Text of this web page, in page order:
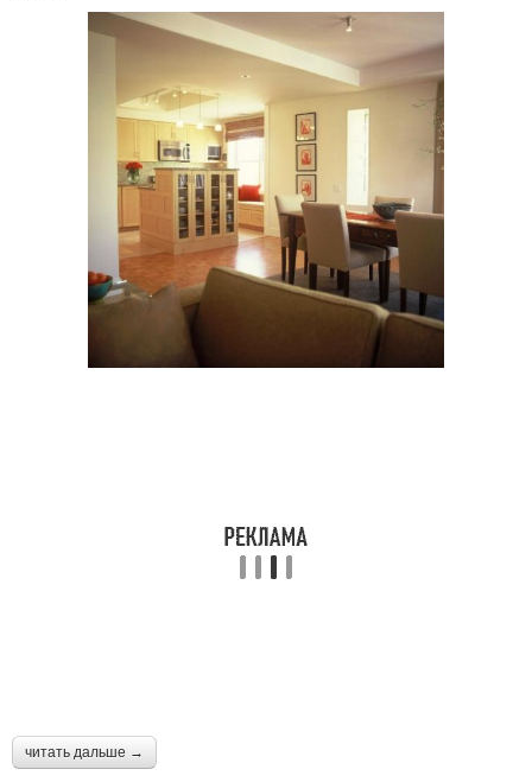
читать дальше →